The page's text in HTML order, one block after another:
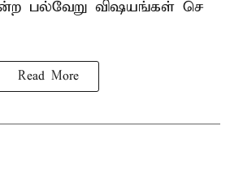
பல்வேறு விஷயங்கள் செ
Read More